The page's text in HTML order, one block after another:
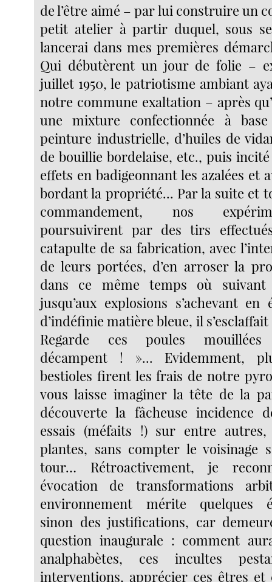
de l’être aimé – par lui construire un
petit atelier à partir duquel, sous
lancerai dans mes premières
Qui débutèrent un jour de folie –
juillet 1950, le patriotisme ambiant
notre commune exaltation – après
une mixture confectionnée à
peinture industrielle, d’huiles de
de bouillie bordelaise, etc., puis
effets en badigeonnant les azalées et
bordant la propriété... Par la suite et
commandement, nos
poursuivirent par des tirs
catapulte de sa fabrication, avec
de leurs portées, d’en arroser la
dans ce même temps où suivant
jusqu’aux explosions s’achevant en
d’indéfinie matière bleue, il s’esclaffait
Regarde ces poules
décampent ! »... Evidemment,
bestioles firent les frais de notre
vous laisse imaginer la tête de la
découverte la fâcheuse incidence
essais (méfaits !) sur entre
plantes, sans compter le voisinage
tour… Rétroactivement, je
évocation de transformations
environnement mérite quelques
sinon des justifications, car
question inaugurale : comment
analphabètes, ces incultes
interventions, apprécier ces êtres et